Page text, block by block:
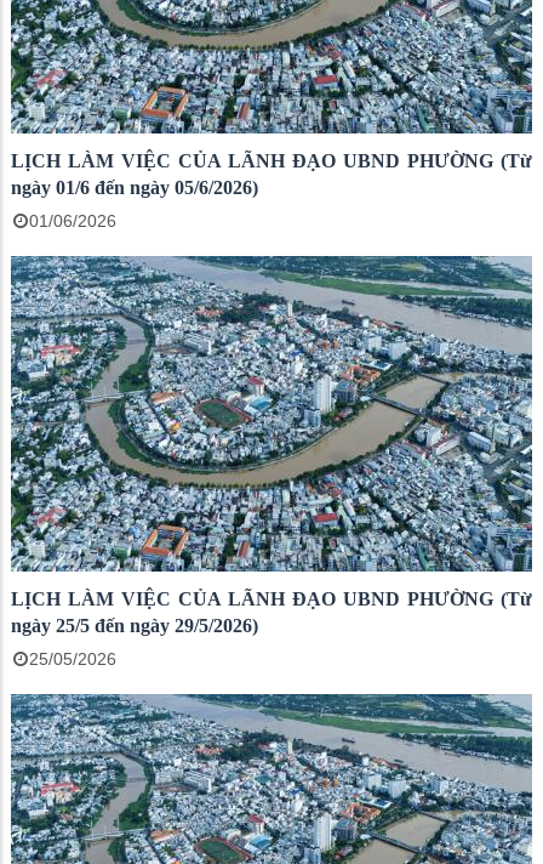
LỊCH LÀM VIỆC CỦA LÃNH ĐẠO UBND PHƯỜNG (Từ
ngày 01/6 đến ngày 05/6/2026)
01/06/2026
LỊCH LÀM VIỆC CỦA LÃNH ĐẠO UBND PHƯỜNG (Từ
ngày 25/5 đến ngày 29/5/2026)
25/05/2026